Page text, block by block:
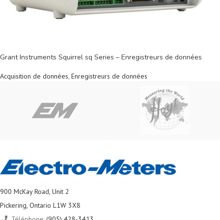
Grant Instruments Squirrel sq Series – Enregistreurs de données
Acquisition de données, Enregistreurs de données
900 McKay Road, Unit 2
Pickering, Ontario L1W 3X8